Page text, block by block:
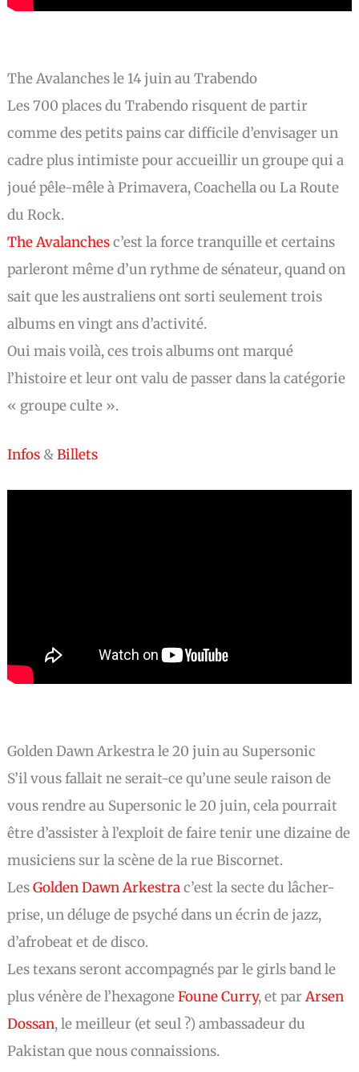
The Avalanches le 14 juin au Trabendo
Les 700 places du Trabendo risquent de partir
comme des petits pains car difficile d’envisager un
cadre plus intimiste pour accueillir un groupe qui a
joué pêle-mêle à Primavera, Coachella ou La Route
du Rock.
The Avalanchesc’est la force tranquille et certains
parleront même d’un rythme de sénateur, quand on
sait que les australiens ont sorti seulement trois
albums en vingt ans d’activité.
Oui mais voilà, ces trois albums ont marqué
l’histoire et leur ont valu de passer dans la catégorie
« groupe culte ».
Infos &Billets
Golden Dawn Arkestra le 20 juin au Supersonic
S’il vous fallait ne serait-ce qu’une seule raison de
vous rendre au Supersonic le 20 juin, cela pourrait
être d’assister à l’exploit de faire tenir une dizaine de
musiciens sur la scène de la rue Biscornet.
LesGolden Dawn Arkestrac’est la secte du lâcher-
prise, un déluge de psyché dans un écrin de jazz,
d’afrobeat et de disco.
Les texans seront accompagnés par le girls band le
plus vénère de l’hexagoneFoune Curry, et parArsen
Dossan, le meilleur (et seul ?) ambassadeur du
Pakistan que nous connaissions.